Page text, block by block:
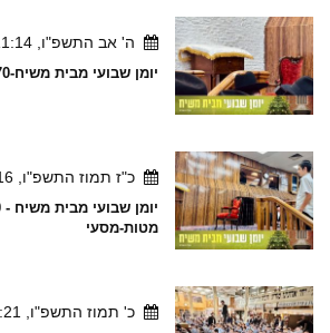
ה' אב התשפ"ו, 11:14
יומן שבועי מבית משיח-770, שבוע פ׳ דברים
כ"ז תמוז התשפ"ו, 10:16
מטות-מסעי
כ' תמוז התשפ"ו, 10:21